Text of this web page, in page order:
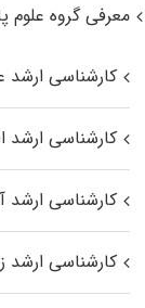
معرفی گروه علوم
کارشناسی ارشد
کارشناسی ارشد
کارشناسی ارشد
کارشناسی